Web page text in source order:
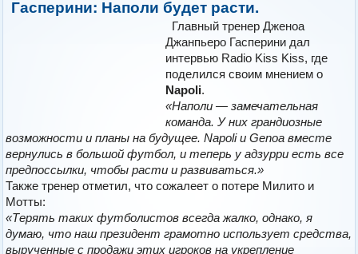
Гасперини: Наполи будет расти.
Главный тренер Дженоа
Джанпьеро Гасперини дал
интервью Radio Kiss Kiss, где
поделился своим мнением о
Napoli.
«Наполи — замечательная
команда. У них грандиозные
возможности и планы на будущее. Napoli и Genoa вместе
вернулись в большой футбол, и теперь у адзурри есть все
предпоссылки, чтобы расти и развиваться.»
Также тренер отметил, что сожалеет о потере Милито и
Мотты:
«Терять таких футболистов всегда жалко, однако, я
думаю, что наш президент грамотно использует средства,
вырученные с продажи этих игроков на укрепление